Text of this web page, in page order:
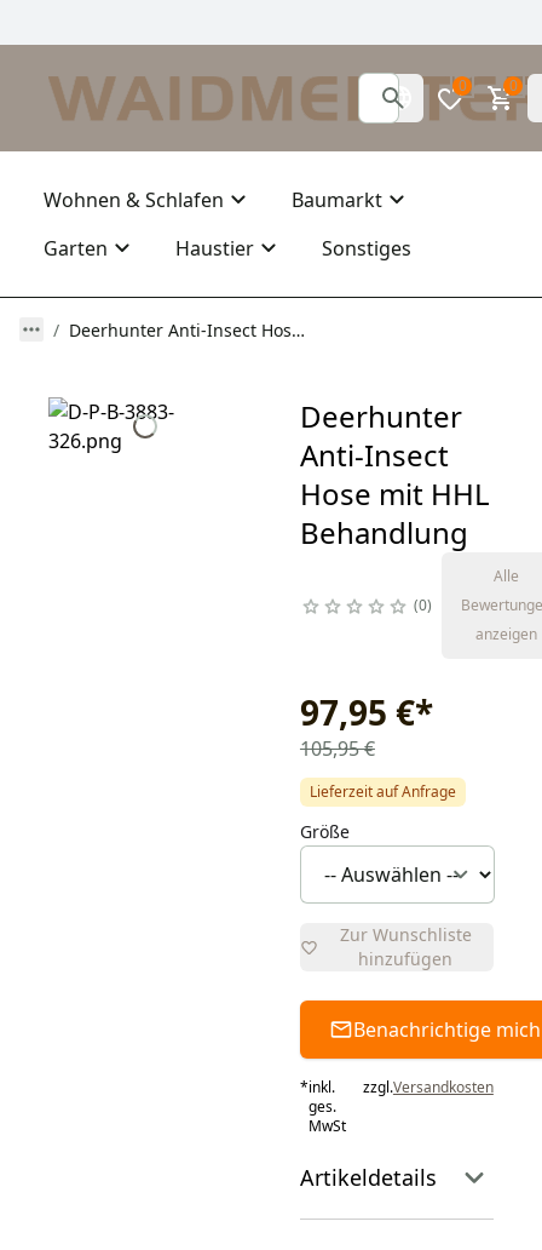
0 0
Wohnen & Schlafen
Baumarkt
Garten
Haustier Sonstiges
Deerhunter Anti-Insect Hose mit HHL Behandlung
Deerhunter
Anti-Insect
Hose mit HHL
Behandlung
0
Alle
anzeigen
97,95 €*
105,95 €
Lieferzeit auf Anfrage
Größe
Zur Wunschliste
hinzufügen
Benachrichtige mich
*inkl.
ges.
MwSt
zzgl.Versandkosten
Artikeldetails